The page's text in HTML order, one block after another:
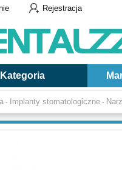
Rejestracja
Kategoria
- Implanty stomatologiczne -